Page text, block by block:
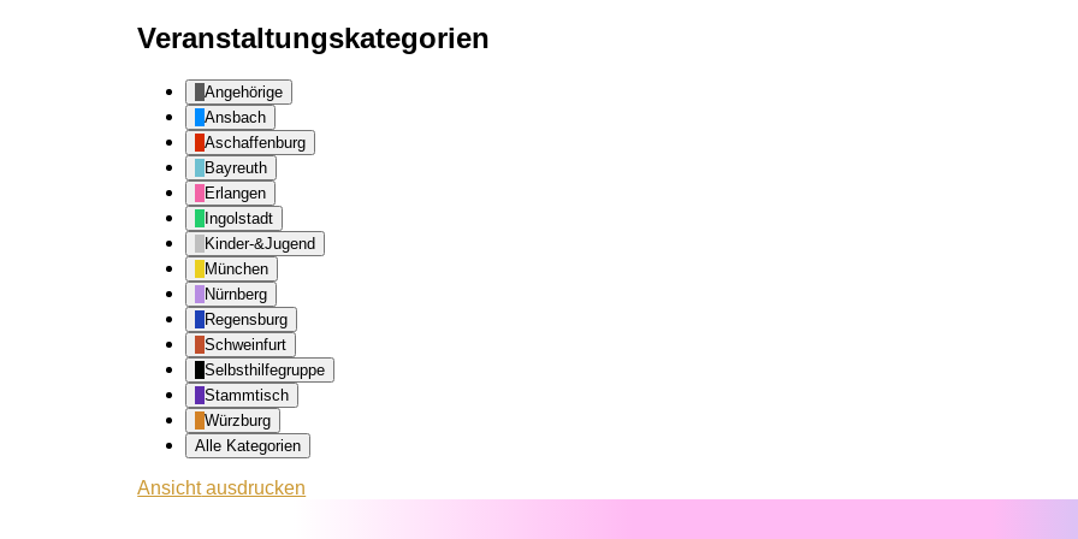
Veranstaltungskategorien
Angehörige
Ansbach
Aschaffenburg
Bayreuth
Erlangen
Ingolstadt
Kinder-&Jugend
München
Nürnberg
Regensburg
Schweinfurt
Selbsthilfegruppe
Stammtisch
Würzburg
Alle Kategorien
Ansichtausdrucken